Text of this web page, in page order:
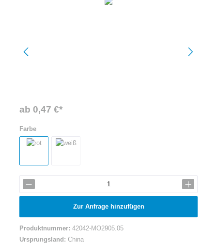
ab 0,47 €*
Farbe
Zur Anfrage hinzufügen
Produktnummer: 42042-MO2905.05
Ursprungsland: China